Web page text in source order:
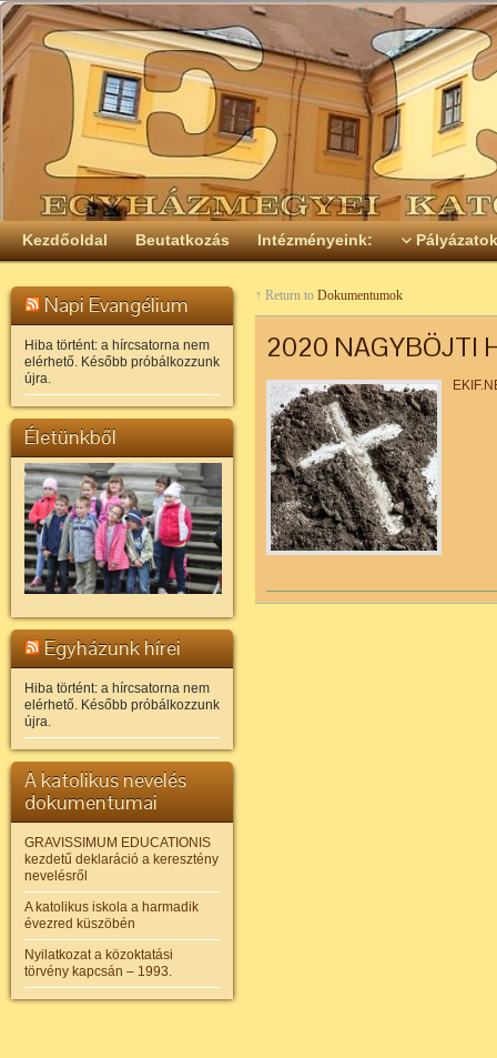
Kezdőoldal Beutatkozás Intézményeink: Pályázatok
Napi Evangélium
Hiba történt: a hírcsatorna nem
elérhető. Később próbálkozzunk
újra.
Életünkből
Egyházunk hírei
Hiba történt: a hírcsatorna nem
elérhető. Később próbálkozzunk
újra.
A katolikus nevelés
dokumentumai
GRAVISSIMUM EDUCATIONIS
kezdetű deklaráció a keresztény
nevelésről
A katolikus iskola a harmadik
évezred küszöbén
Nyilatkozat a közoktatási
törvény kapcsán – 1993.
↑ Return to Dokumentumok
2020 NAGYBÖJTI